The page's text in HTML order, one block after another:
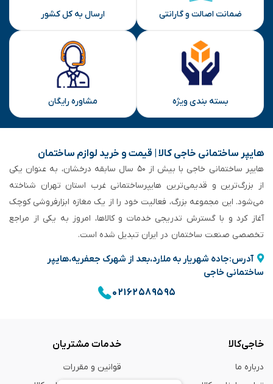
ضمانت اصالت و گارانتی ارسال به کل کشور
بسته بندی ویژه مشاوره رایگان
هایپر ساختمانی خاجی‌ کالا | قیمت و خرید لوازم ساختمان
هایپر ساختمانی خاجی‌ با بیش از ۵۰ سال سابقه‌ درخشان، به عنوان یکی
از بزرگ‌ترین و قدیمی‌ترین هایپرساختمانی‌ غرب استان تهران شناخته
می‌شود. این مجموعه بزرگ، فعالیت خود را از یک مغازه ابزارفروشی کوچک
آغاز کرد و با گسترش تدریجی خدمات و کالاها، امروز به یکی از مراجع
تخصصی صنعت ساختمان در ایران تبدیل شده است.
آدرس:جاده شهریار به ملارد،بعد از شهرک جعفریه،هایپر
ساختمانی خاجی
۰۲۱۶۲۵۸۹۵۹۵
خاجی‌کالا
درباره ما
خدمات مشتریان
قوانین و مقررات